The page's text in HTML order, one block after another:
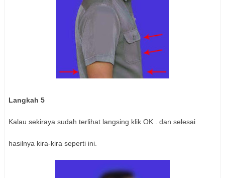
Langkah 5
Kalau sekiraya sudah terlihat langsing klik OK . dan selesai
hasilnya kira-kira seperti ini.